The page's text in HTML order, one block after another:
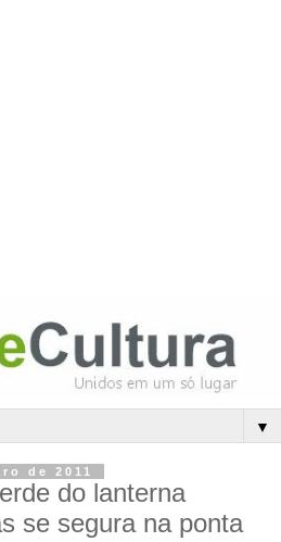
▼
de 2011
do lanterna
se segura na ponta